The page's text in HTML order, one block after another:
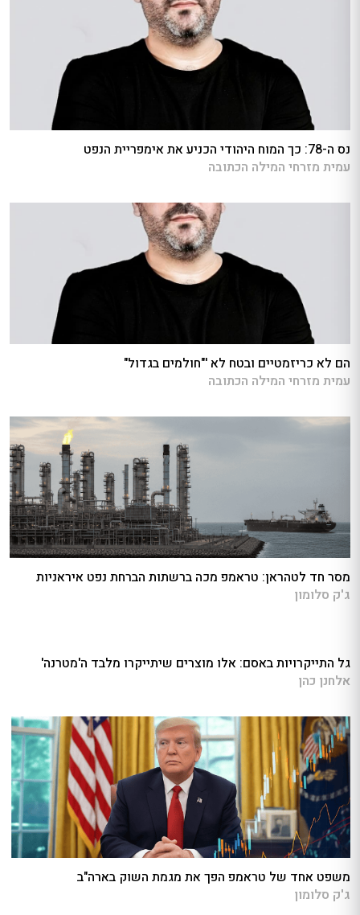
נס ה-78: כך המוח היהודי הכניע את אימפריית הנפט
עמית מזרחי המילה הכתובה
הם לא כריזמטיים ובטח לא '"חולמים בגדול"
עמית מזרחי המילה הכתובה
מסר חד לטהראן: טראמפ מכה ברשתות הברחת נפט איראניות
ג'ק סלומון
גל התייקרויות באסם: אלו מוצרים שיתייקרו מלבד ה'מטרנה'
אלחנן כהן
משפט אחד של טראמפ הפך את מגמת השוק בארה"ב
ג'ק סלומון